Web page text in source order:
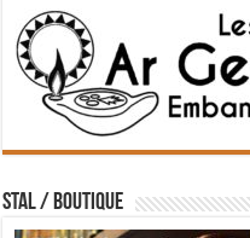
STAL / BOUTIQUE